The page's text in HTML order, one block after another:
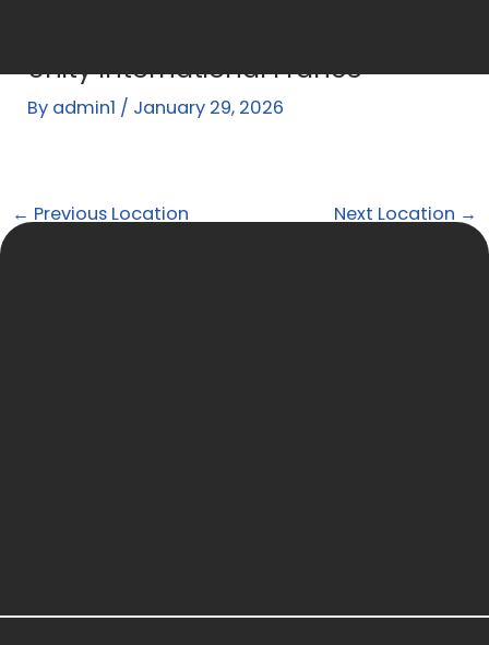
content
Unity International France
By admin1 / January 29, 2026
← Previous Location Next Location →